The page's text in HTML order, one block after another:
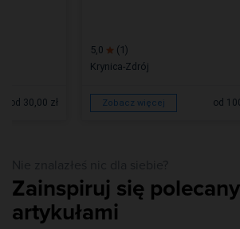
od 30,00 zł
5,0
(1)
Krynica-Zdrój
Zobacz więcej od
Zainspiruj się
artykułami